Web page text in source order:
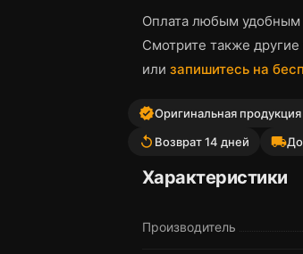
Оплата любым удобным
Смотрите также
или запишитесь на
verifiedОригинальная продукция
replay Возврат 14 дней local_shipping
Характеристики
Производитель